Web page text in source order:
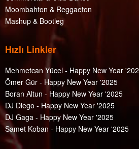
Moombahton & Reggaeton
Mashup & Bootleg
Hızlı Linkler
Mehmetcan Yücel - Happy New Year
Ömer Gür - Happy New Year '2025
Boran Altun - Happy New Year '2025
DJ Diego - Happy New Year '2025
DJ Gaga - Happy New Year '2025
Samet Koban - Happy New Year '2025